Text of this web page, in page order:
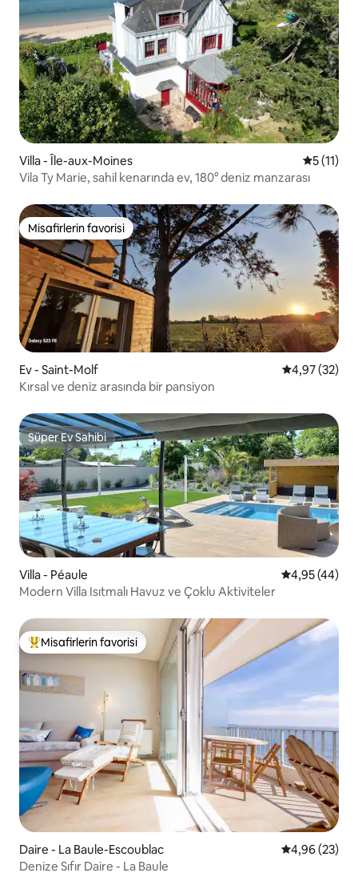
Villa - Île-aux-Moines 55 (11)
Vila Ty Marie, sahil kenarında ev, 180° deniz manzarası
Misafirlerin favorisi
Misafirlerin favorisi
Ev - Saint-Molf 5 üzerinden
4,97 (32)
Kırsal ve deniz arasında bir pansiyon
Süper Ev Sahibi
Süper Ev Sahibi
Villa - Péaule 5 üzerinden
4,95 (44)
Modern Villa Isıtmalı Havuz ve Çoklu Aktiviteler
Misafirlerin favorilerinden en beğenilenler arasında
Misafirlerin favorisi
Daire - La Baule-Escoublac 5 üzerinden
4,96 (23)
Denize Sıfır Daire - La Baule